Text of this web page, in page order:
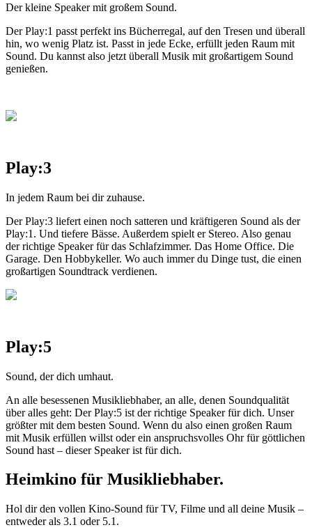
Der kleine Speaker mit großem Sound.
Der Play:1 passt perfekt ins Bücherregal, auf den Tresen und überall
hin, wo wenig Platz ist. Passt in jede Ecke, erfüllt jeden Raum mit
Sound. Du kannst also jetzt überall Musik mit großartigem Sound
genießen.
Play:3
In jedem Raum bei dir zuhause.
Der Play:3 liefert einen noch satteren und kräftigeren Sound als der
Play:1. Und tiefere Bässe. Außerdem spielt er Stereo. Also genau
der richtige Speaker für das Schlafzimmer. Das Home Office. Die
Garage. Den Hobbykeller. Wo auch immer du Dinge tust, die einen
großartigen Soundtrack verdienen.
Play:5
Sound, der dich umhaut.
An alle besessenen Musikliebhaber, an alle, denen Soundqualität
über alles geht: Der Play:5 ist der richtige Speaker für dich. Unser
größter mit dem besten Sound. Wenn du also einen großen Raum
mit Musik erfüllen willst oder ein anspruchsvolles Ohr für göttlichen
Sound hast – dieser Speaker ist für dich.
Heimkino für Musikliebhaber.
Hol dir den vollen Kino-Sound für TV, Filme und all deine Musik –
entweder als 3.1 oder 5.1.